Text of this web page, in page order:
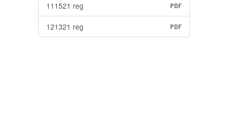
111521 reg PDF
121321 reg PDF